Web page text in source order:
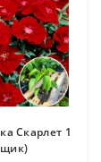
Скарлет 1